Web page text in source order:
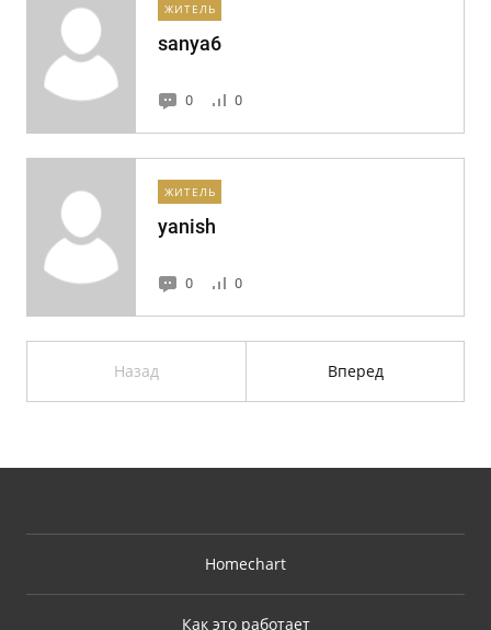
ЖИТЕЛЬ
sanya6
0 0
ЖИТЕЛЬ
yanish
0 0
Назад Вперед
Homechart
Как это работает